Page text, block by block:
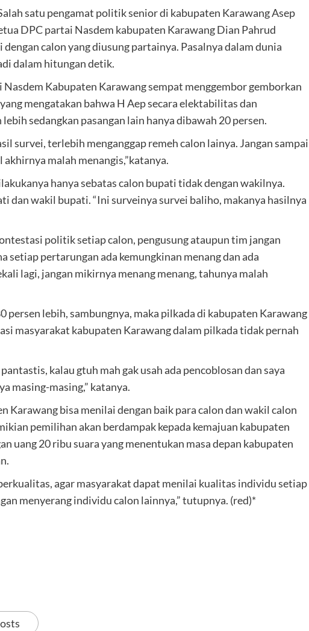
satu pengamat politik senior di kabupaten Karawang Asep
DPC partai Nasdem kabupaten Karawang Dian Pahrud
calon yang diusung partainya. Pasalnya dalam dunia
dalam hitungan detik.
Kabupaten Karawang sempat menggembor gemborkan
mengatakan bahwa H Aep secara elektabilitas dan
sedangkan pasangan lain hanya dibawah 20 persen.
survei, terlebih menganggap remeh calon lainya. Jangan sampai
malah menangis,”katanya.
hanya sebatas calon bupati tidak dengan wakilnya.
dan wakil bupati. “Ini surveinya survei baliho, makanya hasilnya
politik setiap calon, pengusung ataupun tim jangan
setiap pertarungan ada kemungkinan menang dan ada
lagi, jangan mikirnya menang menang, tahunya malah
persen lebih, sambungnya, maka pilkada di kabupaten Karawang
masyarakat kabupaten Karawang dalam pilkada tidak pernah
kalau gtuh mah gak usah ada pencoblosan dan saya
masing-masing,” katanya.
Karawang bisa menilai dengan baik para calon dan wakil calon
pemilihan akan berdampak kepada kemajuan kabupaten
uang 20 ribu suara yang menentukan masa depan kabupaten
agar masyarakat dapat menilai kualitas individu setiap
menyerang individu calon lainnya,” tutupnya. (red)*